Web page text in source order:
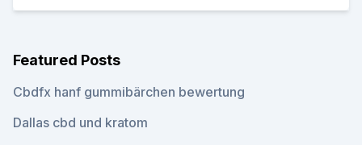
Featured Posts
Cbdfx hanf gummibärchen bewertung
Dallas cbd und kratom